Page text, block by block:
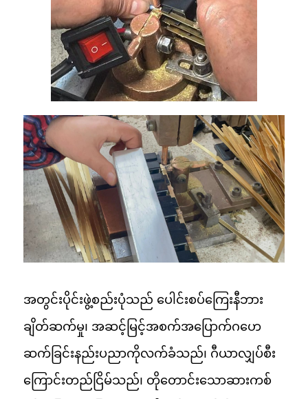
အတွင်းပိုင်းဖွဲ့စည်းပုံသည် ပေါင်းစပ်ကြေးနီဘား
ချိတ်ဆက်မှု၊ အဆင့်မြင့်အစက်အပြောက်ဂဟေ
ဆက်ခြင်းနည်းပညာကိုလက်ခံသည်၊ ဂီယာလျှပ်စီး
ကြောင်းတည်ငြိမ်သည်၊ တိုတောင်းသောဆားကစ်